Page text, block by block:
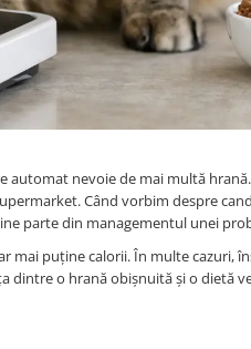
automat nevoie de mai multă
Când vorbim despre
parte din managementul unei
mai puține calorii. În multe cazuri,
dintre o hrană obișnuită și o dietă